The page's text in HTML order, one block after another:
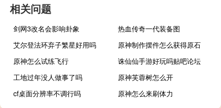
相关问题
剑网3改名会影响卦象
热血传奇一代装备图
艾尔登法环弃子繁星好用吗
原神制作摆件怎么获得原石
原神怎么试练飞行
诛仙仙手游好玩吗贴吧论坛
工地过年没人做事了吗
原神芙蓉树怎么开
cf桌面分辨率不调行吗
原神怎么来刷体力